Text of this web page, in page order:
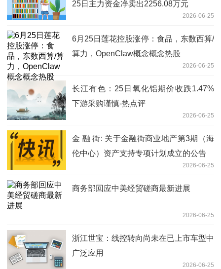
25日主力资金净卖出2256.08万元
2026-06-25
6月25日莲花控股涨停：食品，东数西算/
算力，OpenClaw概念概念热股
2026-06-25
长江有色：25日氧化铝期价收跌1.47%
下游采购谨慎-热点评
2026-06-25
金 融 街: 关于金融街商业地产第3期（海
伦中心）资产支持专项计划成立的公告
2026-06-25
商务部回应中美经贸磋商最新进展
2026-06-25
浙江世宝：线控转向尚未在已上市车型中
广泛应用
2026-06-25